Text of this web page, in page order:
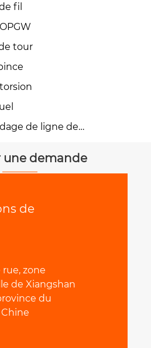
fil
tour
de ligne de
une demande
de
rue, zone
de Xiangshan
du